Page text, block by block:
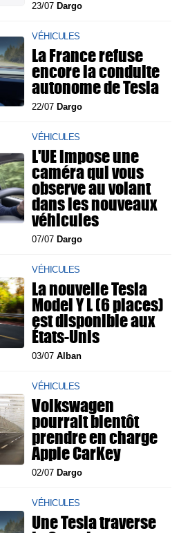
23/07 Dargo
VÉHICULES
La France refuse
encore la conduite
autonome de Tesla
22/07 Dargo
VÉHICULES
L'UE impose une
caméra qui vous
observe au volant
dans les nouveaux
véhicules
07/07 Dargo
VÉHICULES
La nouvelle Tesla
Model Y L (6 places)
est disponible aux
États-Unis
03/07Alban
VÉHICULES
Volkswagen
pourrait bientôt
prendre en charge
Apple CarKey
02/07 Dargo
VÉHICULES
Une Tesla traverse